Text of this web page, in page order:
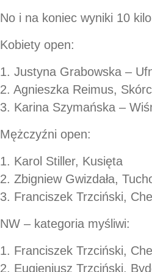
No i na koniec wyniki 10
Kobiety open:
1. Justyna Grabowska –
2. Agnieszka Reimus,
3. Karina Szymańska –
Mężczyźni open:
1. Karol Stiller, Kusięta
2. Zbigniew Gwizdała,
3. Franciszek Trzciński,
NW – kategoria myśliwi:
1. Franciszek Trzciński,
2. Eugieniusz Trzciński,